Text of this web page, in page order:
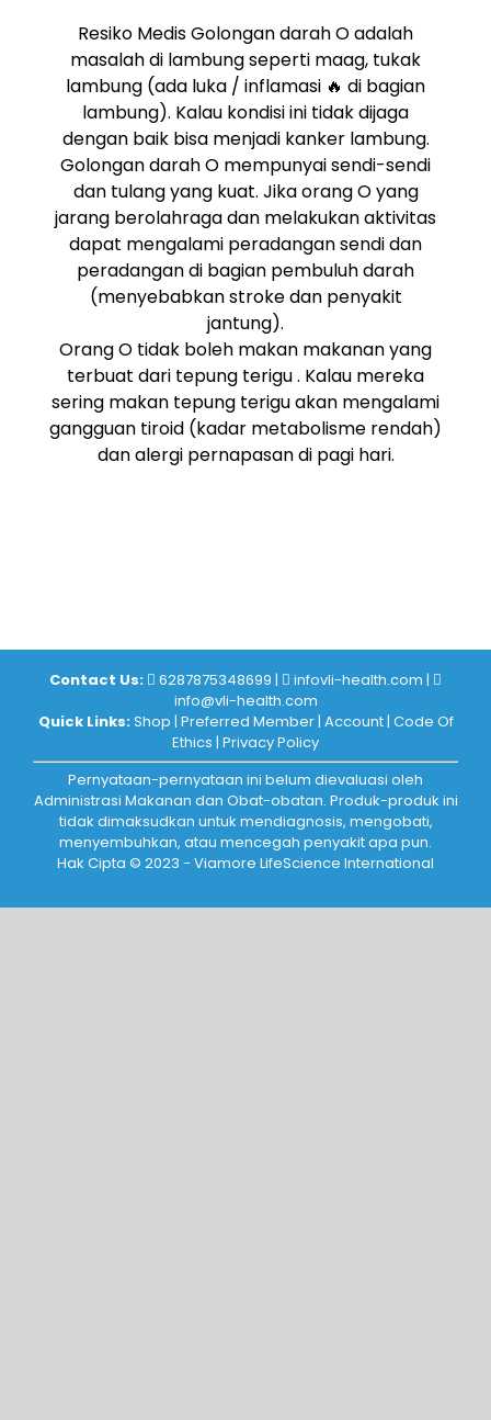
Resiko Medis Golongan darah O adalah
masalah di lambung seperti maag, tukak
lambung (ada luka / inflamasi 🔥 di bagian
lambung). Kalau kondisi ini tidak dijaga
dengan baik bisa menjadi kanker lambung.
Golongan darah O mempunyai sendi-sendi
dan tulang yang kuat. Jika orang O yang
jarang berolahraga dan melakukan aktivitas
dapat mengalami peradangan sendi dan
peradangan di bagian pembuluh darah
(menyebabkan stroke dan penyakit
jantung).
Orang O tidak boleh makan makanan yang
terbuat dari tepung terigu . Kalau mereka
sering makan tepung terigu akan mengalami
gangguan tiroid (kadar metabolisme rendah)
dan alergi pernapasan di pagi hari.
Contact Us: 6287875348699 | infovli-health.com |
info@vli-health.com
Quick Links:Shop | Preferred Member| Account| Code Of
Ethics | Privacy Policy
Pernyataan-pernyataan ini belum dievaluasi oleh
Administrasi Makanan dan Obat-obatan. Produk-produk ini
tidak dimaksudkan untuk mendiagnosis, mengobati,
menyembuhkan, atau mencegah penyakit apa pun.
Hak Cipta © 2023 - Viamore LifeScience International